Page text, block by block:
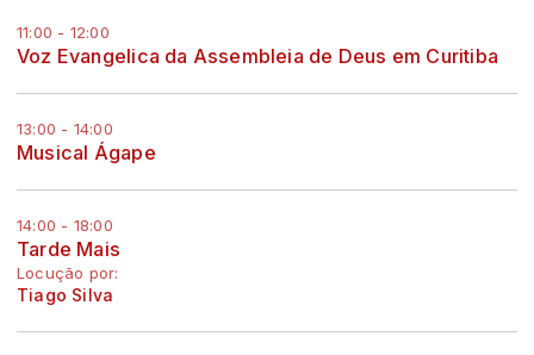
11:00 - 12:00
Voz Evangelica da Assembleia de Deus em Curitiba
13:00 - 14:00
Musical Ágape
14:00 - 18:00
Tarde Mais
Locução por:
Tiago Silva